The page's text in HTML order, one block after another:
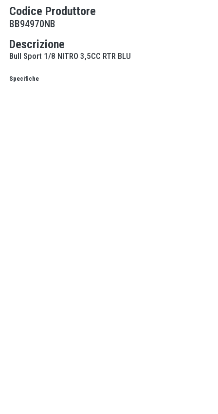
Codice Produttore
BB94970NB
Descrizione
Bull Sport 1/8 NITRO 3,5CC RTR BLU
Specifiche